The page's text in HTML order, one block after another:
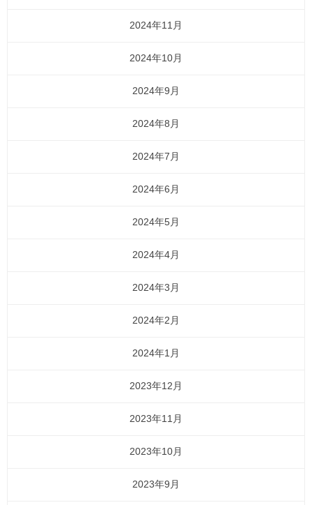
2024年11月
2024年10月
2024年9月
2024年8月
2024年7月
2024年6月
2024年5月
2024年4月
2024年3月
2024年2月
2024年1月
2023年12月
2023年11月
2023年10月
2023年9月